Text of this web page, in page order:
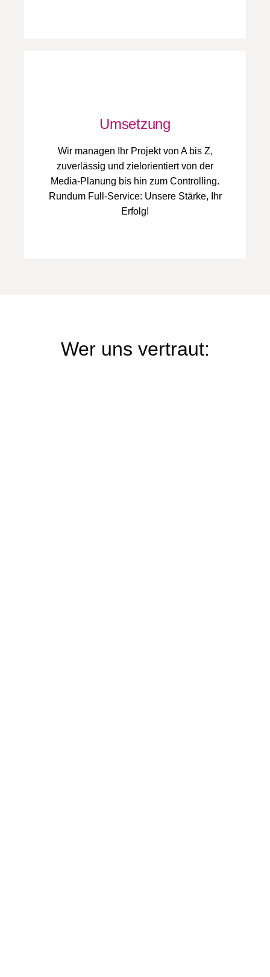
Umsetzung
Wir managen Ihr Projekt von A bis Z,
zuverlässig und zielorientiert von der
Media-Planung bis hin zum Controlling.
Rundum Full-Service: Unsere Stärke, Ihr
Erfolg!
Wer uns vertraut: